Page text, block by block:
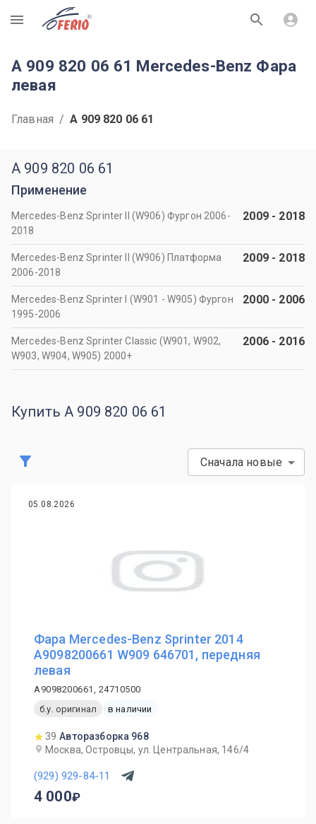
R
A 909 820 06 61 Mercedes-Benz Фара
левая
Главная / A 909 820 06 61
A 909 820 06 61
Применение
Mercedes-Benz Sprinter II (W906) Фургон 2006-
2018
2009- 2018
Mercedes-Benz Sprinter II (W906) Платформа
2006-2018
2009- 2018
Mercedes-Benz Sprinter I (W901 - W905) Фургон
1995-2006
2000- 2006
Mercedes-Benz Sprinter Classic (W901, W902,
W903, W904, W905) 2000+
2006- 2016
Купить A 909 820 06 61
Сначала новые
05.08.2026
Фара Mercedes-Benz Sprinter 2014
A9098200661 W909 646701, передняя
левая
A9098200661, 24710500
б.у. оригинал
в наличии
39 Авторазборка 968
Москва, Островцы, ул. Центральная, 146/4
(929) 929-84-11
4 000